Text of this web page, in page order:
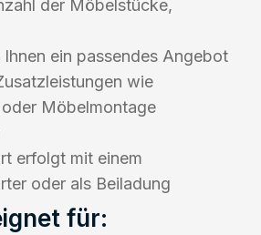
der Möbelstücke,
ein passendes Angebot
wie
Möbelmontage
erfolgt mit einem
oder als Beiladung
für: